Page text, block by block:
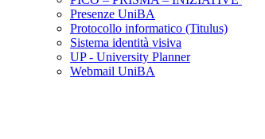
Presenze UniBA
Protocollo informatico (Titulus)
Sistema identità visiva
UP - University Planner
Webmail UniBA